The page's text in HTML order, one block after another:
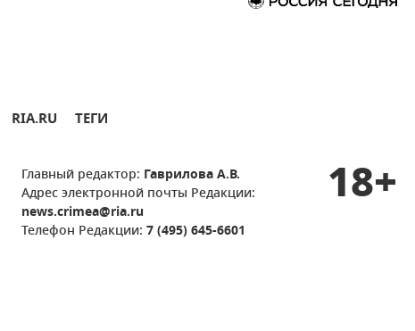
RIA.RU ТЕГИ
Главный редактор: Гаврилова А.В.
Адрес электронной почты Редакции:
news.crimea@ria.ru
Телефон Редакции: 7 (495) 645-6601
18+